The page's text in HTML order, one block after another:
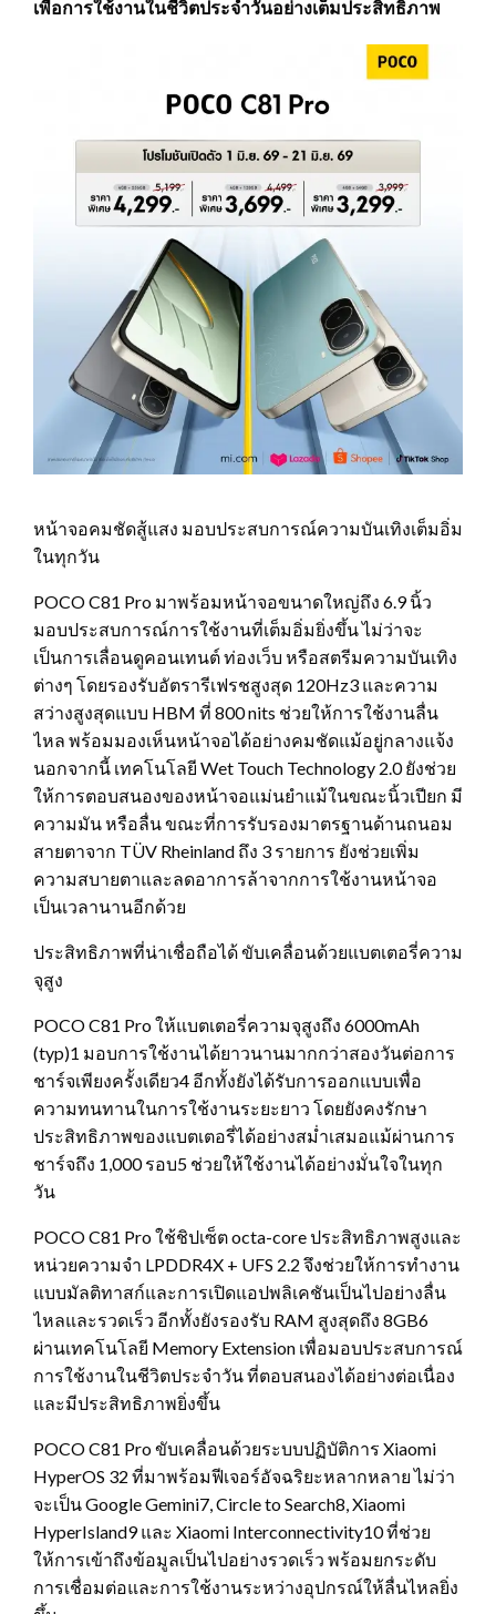
เพื่อการใช้งานในชีวิตประจำวันอย่างเต็มประสิทธิภาพ
หน้าจอคมชัดสู้แสง มอบประสบการณ์ความบันเทิงเต็มอิ่ม
ในทุกวัน
POCO C81 Pro มาพร้อมหน้าจอขนาดใหญ่ถึง 6.9 นิ้ว
มอบประสบการณ์การใช้งานที่เต็มอิ่มยิ่งขึ้น ไม่ว่าจะ
เป็นการเลื่อนดูคอนเทนต์ ท่องเว็บ หรือสตรีมความบันเทิง
ต่างๆ โดยรองรับอัตรารีเฟรชสูงสุด 120Hz3 และความ
สว่างสูงสุดแบบ HBM ที่ 800 nits ช่วยให้การใช้งานลื่น
ไหล พร้อมมองเห็นหน้าจอได้อย่างคมชัดแม้อยู่กลางแจ้ง
นอกจากนี้ เทคโนโลยี Wet Touch Technology 2.0 ยังช่วย
ให้การตอบสนองของหน้าจอแม่นยำแม้ในขณะนิ้วเปียก มี
ความมัน หรือลื่น ขณะที่การรับรองมาตรฐานด้านถนอม
สายตาจาก TÜV Rheinland ถึง 3 รายการ ยังช่วยเพิ่ม
ความสบายตาและลดอาการล้าจากการใช้งานหน้าจอ
เป็นเวลานานอีกด้วย
ประสิทธิภาพที่น่าเชื่อถือได้ ขับเคลื่อนด้วยแบตเตอรี่ความ
จุสูง
POCO C81 Pro ให้แบตเตอรี่ความจุสูงถึง 6000mAh
(typ)1 มอบการใช้งานได้ยาวนานมากกว่าสองวันต่อการ
ชาร์จเพียงครั้งเดียว4 อีกทั้งยังได้รับการออกแบบเพื่อ
ความทนทานในการใช้งานระยะยาว โดยยังคงรักษา
ประสิทธิภาพของแบตเตอรี่ได้อย่างสม่ำเสมอแม้ผ่านการ
ชาร์จถึง 1,000 รอบ5 ช่วยให้ใช้งานได้อย่างมั่นใจในทุก
วัน
POCO C81 Pro ใช้ชิปเซ็ต octa-core ประสิทธิภาพสูงและ
หน่วยความจำ LPDDR4X + UFS 2.2 จึงช่วยให้การทำงาน
แบบมัลติทาสก์และการเปิดแอปพลิเคชันเป็นไปอย่างลื่น
ไหลและรวดเร็ว อีกทั้งยังรองรับ RAM สูงสุดถึง 8GB6
ผ่านเทคโนโลยี Memory Extension เพื่อมอบประสบการณ์
การใช้งานในชีวิตประจำวัน ที่ตอบสนองได้อย่างต่อเนื่อง
และมีประสิทธิภาพยิ่งขึ้น
POCO C81 Pro ขับเคลื่อนด้วยระบบปฏิบัติการ Xiaomi
HyperOS 32 ที่มาพร้อมฟีเจอร์อัจฉริยะหลากหลาย ไม่ว่า
จะเป็น Google Gemini7, Circle to Search8, Xiaomi
HyperIsland9 และ Xiaomi Interconnectivity10 ที่ช่วย
ให้การเข้าถึงข้อมูลเป็นไปอย่างรวดเร็ว พร้อมยกระดับ
การเชื่อมต่อและการใช้งานระหว่างอุปกรณ์ให้ลื่นไหลยิ่ง